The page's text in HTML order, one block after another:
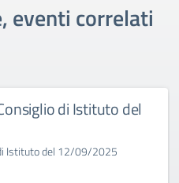
eventi correlati
di Istituto del
Istituto del 12/09/2025